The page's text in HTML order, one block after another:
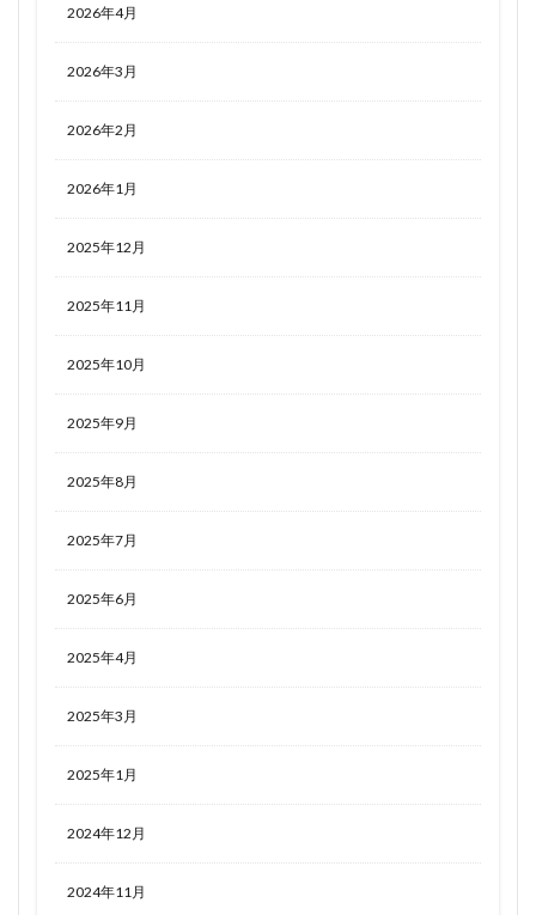
2026年4月
2026年3月
2026年2月
2026年1月
2025年12月
2025年11月
2025年10月
2025年9月
2025年8月
2025年7月
2025年6月
2025年4月
2025年3月
2025年1月
2024年12月
2024年11月